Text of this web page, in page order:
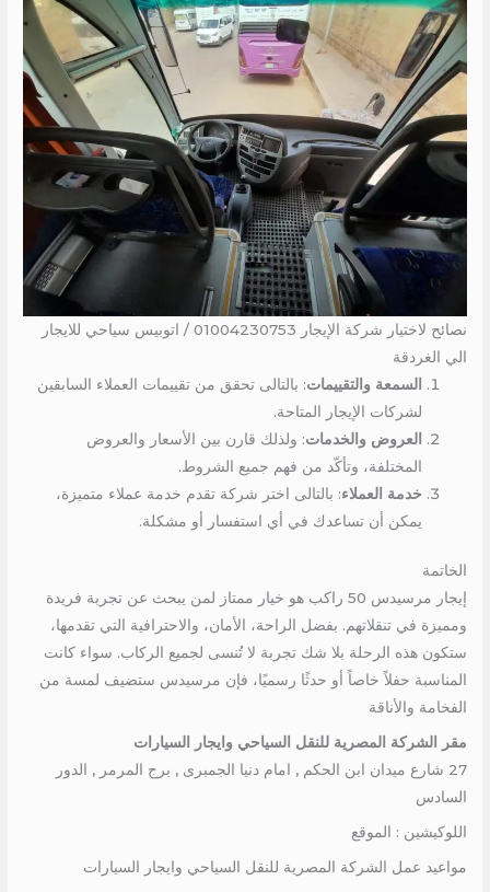
نصائح لاختيار شركة الإيجار 01004230753 / اتوبيس سياحي للايجار
الي الغردقة
السمعة والتقييمات: بالتالى تحقق من تقييمات العملاء السابقين
لشركات الإيجار المتاحة.
العروض والخدمات: ولذلك قارن بين الأسعار والعروض
المختلفة، وتأكّد من فهم جميع الشروط.
خدمة العملاء: بالتالى اختر شركة تقدم خدمة عملاء متميزة،
يمكن أن تساعدك في أي استفسار أو مشكلة.
الخاتمة
إيجار مرسيدس 50 راكب هو خيار ممتاز لمن يبحث عن تجربة فريدة
ومميزة في تنقلاتهم. بفضل الراحة، الأمان، والاحترافية التي تقدمها،
ستكون هذه الرحلة بلا شك تجربة لا تُنسى لجميع الركاب. سواء كانت
المناسبة حفلاً خاصاً أو حدثًا رسميًا، فإن مرسيدس ستضيف لمسة من
الفخامة والأناقة
مقر الشركة المصرية للنقل السياحي وايجار السيارات
27 شارع ميدان ابن الحكم , امام دنيا الجمبرى , برج المرمر , الدور
السادس
اللوكيشين : الموقع
مواعيد عمل الشركة المصرية للنقل السياحي وايجار السيارات